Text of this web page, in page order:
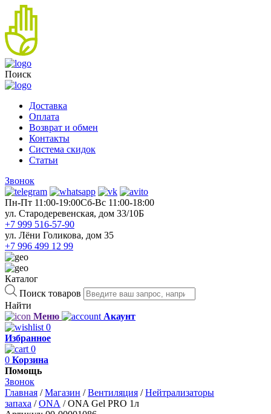
Поиск
Доставка
Оплата
Возврат и обмен
Контакты
Система скидок
Статьи
Звонок
Пн-Пт 11:00-19:00Cб-Вс 11:00-18:00
ул. Стародеревенская, дом 33/10Б
+7 999 516-57-90
ул. Лёни Голикова, дом 35
+7 996 499 12 99
Каталог
Поиск товаров
Найти
Меню
Акаунт
0
Избранное
0
0 Корзина
Помощь
Звонок
Главная /Магазин /Вентиляция /Нейтрализаторы
запаха /ONA /ONA Gel PRO 1л